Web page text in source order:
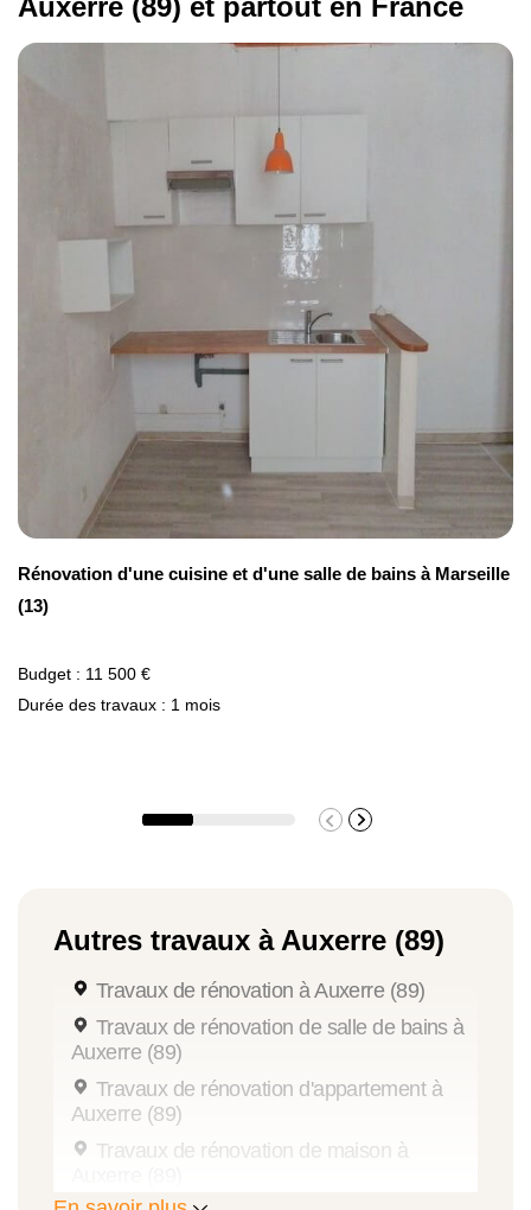
Rénovation d'une cuisine et d'une salle de bains à Marseille
(13)
Budget : 11 500 €
Durée des travaux : 1 mois
Autres travaux à Auxerre (89)
Travaux de rénovation à Auxerre (89)
Travaux de rénovation de salle de bains à
Auxerre (89)
Travaux de rénovation d'appartement à
Auxerre (89)
Travaux de rénovation de maison à